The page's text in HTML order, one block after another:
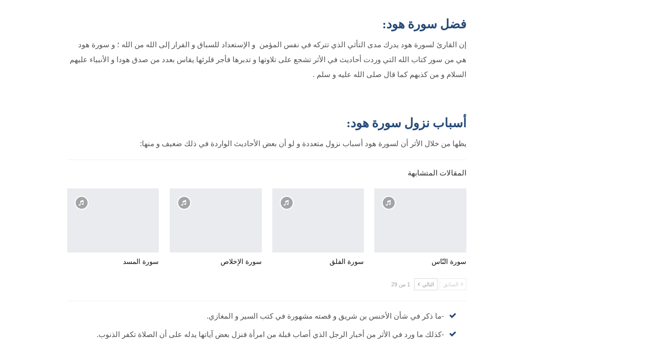
فضل سورة هود:
إن القارئ لسورة هود يدرك مدى التأثي الذي تتركه في نفس المؤمن و الإستعداد للسباق و الفرار إلى الله من الله ؛ و سورة هود
هي من سور كتاب الله التي وردت أحاديث في الأثر تشجع على تلاوتها و تدبرها فأجر قلرئها يقاس بعدد من صدق هودا و الأنبياء عليهم
السلام و من كذبهم كما قال صلى الله عليه و سلم .
أسباب نزول سورة هود:
يظها من خلال الأثر أن لسورة هود أسباب نزول متعددة و لو أن بعض الأحاديث الواردة في ذلك ضعيف و منها:
المقالات المتشابهة
سورة النّاس سورة الفلق سورة الإخلاص سورة المسد
السابق التالي 1 من 29
-ما ذكر في شأن الأخنس بن شريق و قصته مشهورة في كتب السير و المغازي.
-كذلك ما ورد في الأثر من أخبار الرجل الذي أصاب قبلة من امرأة فنزل بعض آياتها يدله على أن الصلاة تكفر الذنوب.